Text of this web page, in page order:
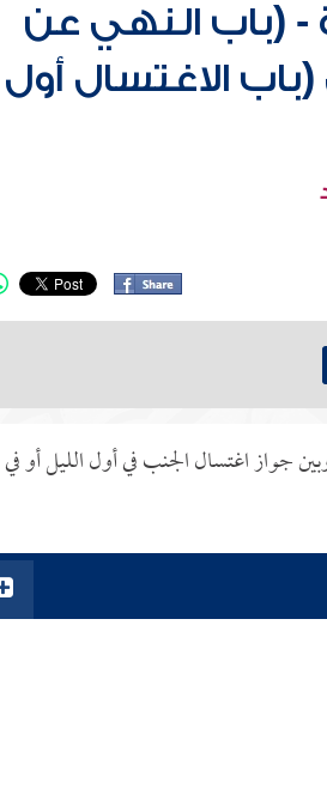
- (باب النهي عن
الاغتسال أول
جواز اغتسال الجنب في أول الليل أو في